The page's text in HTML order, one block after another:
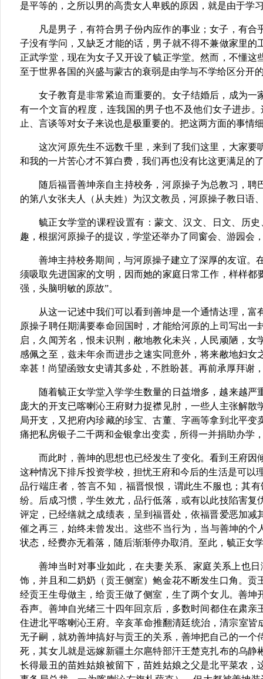
是平等的，之所以男的高贵女人卑贱的原因，就是由于学
凡是男子，有符合男子份内应作的事业；女子，有
子没有学问，又缺乏才能的话，男子就不得不兼做家里
正武学堂，现在为女子又开设了毓正学堂。然而，不懂
至于世界各国的兴盛与蒙古的衰弱是由学与不学给区分开
女子教育是非常紧迫而重要的。女子结婚后，成为
有一个文盲的程度，连我国的男子也不及他们女子进步
止、言谈等对女子来说也是极重要的。把这两方面的事
这次河原先生不远数千里，来到了我们这里，大家
和我的一片苦心才不算白费，我们再也没有比这更满足的
随后福晋善坤亲自主持校务，河原操子为总教习，
的第八女张夫人（从夫姓）为汉文教员，河原操子教日语
毓正女学堂的课程设置有：蒙文、汉文、日文、历
趣，根据河原操子的提议，学堂还举办了同窗会、游园会
善坤主持校务期间，与河原操子建立了深厚的友谊。
须吸取先进国家的文明，因而她的家庭日常工作，样样
强，头脑明敏的原故”。
从这一记述中我们可以看到善坤是一个通情达理，
原操子聘任期满要奉命回国时，才能给河原的上司写出
启，久闻芳名，恨未识荆，敝地教化未兴，人民顽陋，
感佩之至，兹未年余而进步之速实同意外，将来敝地妇
幸甚！尚望函致女史请其多处，不胜盼甚。再前承厚拜谢
随着毓正女学堂入学学生数量的日益增多，越来越
庞大的开支已喀喇沁王府财力捉襟见肘，一些人主张解
局开支，又把府内珍藏的珍宝、古董、字画等拿到北平
痛把私房银子二千两和金银拿出变卖，所得一并捐助办学
而此时，善坤的思想也已经发生了变化。看到王府
这种情况下排斥投资学校，担忧王府和今后的生活是可以
品行端庄者，答言不知，福晋恨恨，谓此生不服也；其
纷。后成习惯，学生效尤，品行低落，或有以此技陷害
评定，已经缮就之成绩表，呈到福晋处，依福晋爱恶加
催之再三，始终未曾发出。这些不当行为，当与善坤的
状态，经费亦无着落，随后渐渐停办取消。至此，毓正女
善坤当时对事业如此，在夫妻关系、家庭关系上也
饰，并且和二奶奶（贡王侧室）鲍金花不断发生口角。
经贡王生母做主，给贡王做了侧室，生了两个女儿。善
吞声。善坤自光绪三十四年回京后，多数时间都住在肃
住进北平喀喇沁王府。辛亥革命推翻清廷统治，清宗室
无子嗣，就劝善坤搞好与贡王的关系，善坤把自己的一
死，其女儿就是远嫁新疆土尔扈特部汗王楚克扎布的乌
长得最丑的苗姓姑娘被留下，苗姓姑娘之父是北平菜农